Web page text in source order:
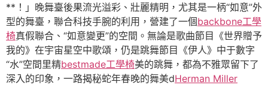
**！」晚舞臺後果流光溢彩、壯麗精明，尤其是一柄“如意”外
型的舞臺，聯合科技手腕的利用，營建了一個backbone工學
椅真假聯合、“如意變更”的空間。無論是歌曲節目《世界贈予
我的》在宇宙星空中歌頌，仍是跳舞節目《伊人》中于數字
“水”空間里精bestmade工學椅美的跳舞，都為不雅眾留下了
深入的印象，一路揭秘蛇年春晚的舞美dHerman Miller